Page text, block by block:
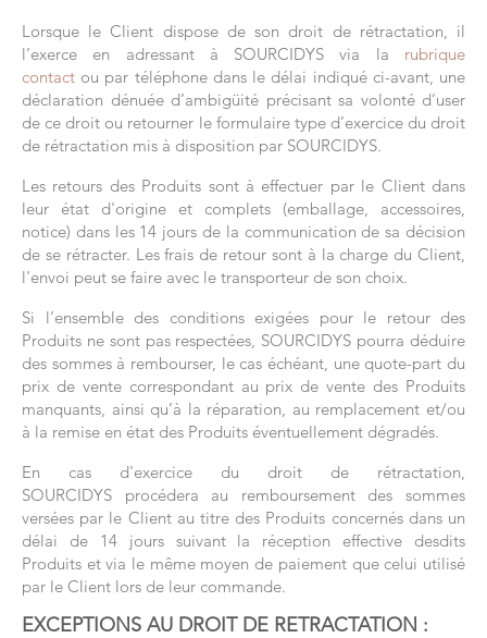
Lorsque le Client dispose de son droit de rétractation, il
l’exerce en adressant à SOURCIDYS via la rubrique
contact ou par téléphone dans le délai indiqué ci-avant, une
déclaration dénuée d’ambigüité précisant sa volonté d’user
de ce droit ou retourner le formulaire type d’exercice du droit
de rétractation mis à disposition par SOURCIDYS.
Les retours des Produits sont à effectuer par le Client dans
leur état d'origine et complets (emballage, accessoires,
notice) dans les 14 jours de la communication de sa décision
de se rétracter. Les frais de retour sont à la charge du Client,
l'envoi peut se faire avec le transporteur de son choix.
Si l’ensemble des conditions exigées pour le retour des
Produits ne sont pas respectées, SOURCIDYS pourra déduire
des sommes à rembourser, le cas échéant, une quote-part du
prix de vente correspondant au prix de vente des Produits
manquants, ainsi qu’à la réparation, au remplacement et/ou
à la remise en état des Produits éventuellement dégradés.
En cas d'exercice du droit de rétractation,
SOURCIDYS procédera au remboursement des sommes
versées par le Client au titre des Produits concernés dans un
délai de 14 jours suivant la réception effective desdits
Produits et via le même moyen de paiement que celui utilisé
par le Client lors de leur commande.
EXCEPTIONS AU DROIT DE RETRACTATION :